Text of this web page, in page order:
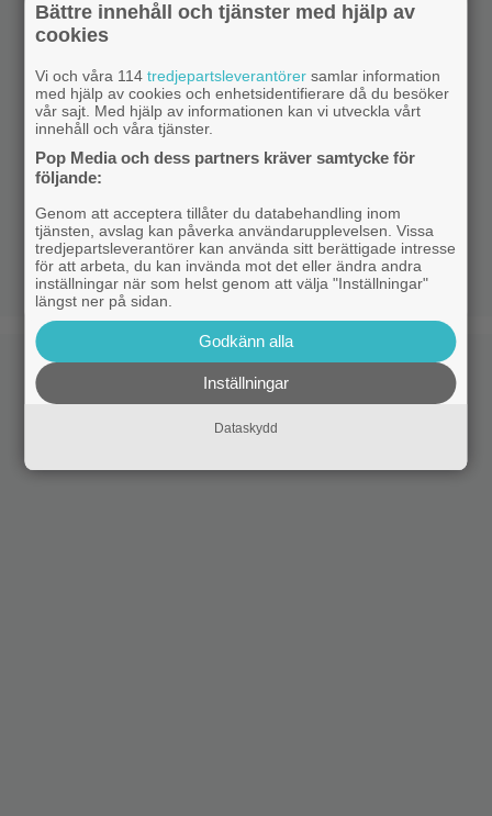
Bättre innehåll och tjänster med hjälp av
cookies
Vi och våra 114tredjepartsleverantörer samlar information
med hjälp av cookies och enhetsidentifierare då du besöker
vår sajt. Med hjälp av informationen kan vi utveckla vårt
innehåll och våra tjänster.
Pop Media och dess partners kräver samtycke för
följande:
Genom att acceptera tillåter du databehandling inom
tjänsten, avslag kan påverka användarupplevelsen. Vissa
tredjepartsleverantörer kan använda sitt berättigade intresse
för att arbeta, du kan invända mot det eller ändra andra
inställningar när som helst genom att välja "Inställningar"
längst ner på sidan.
Godkänn alla
Inställningar
Dataskydd